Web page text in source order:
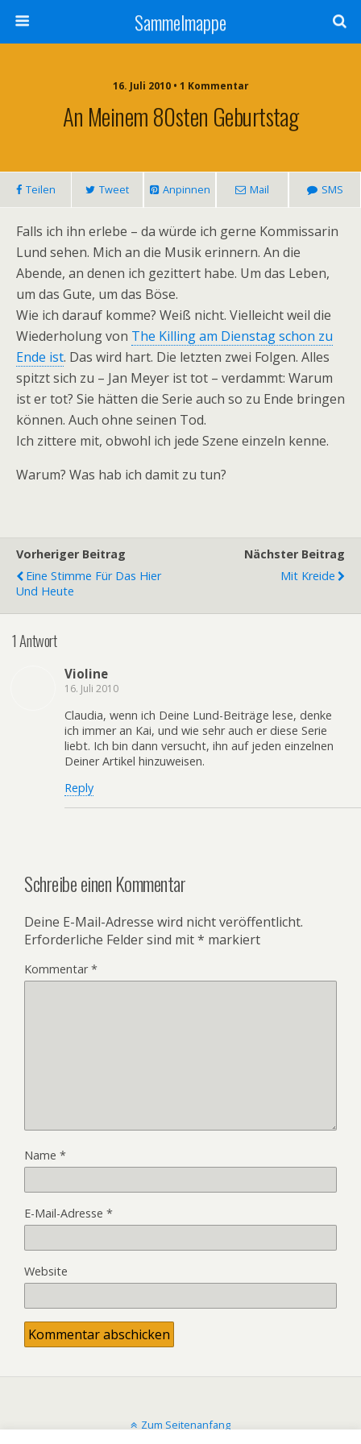
Sammelmappe
16. Juli 2010 • 1 Kommentar
An Meinem 80sten Geburtstag
Teilen Tweet Anpinnen Mail SMS
Falls ich ihn erlebe – da würde ich gerne Kommissarin
Lund sehen. Mich an die Musik erinnern. An die
Abende, an denen ich gezittert habe. Um das Leben,
um das Gute, um das Böse.
Wie ich darauf komme? Weiß nicht. Vielleicht weil die
Wiederholung von The Killing am Dienstag schon zu
Ende ist. Das wird hart. Die letzten zwei Folgen. Alles
spitzt sich zu – Jan Meyer ist tot – verdammt: Warum
ist er tot? Sie hätten die Serie auch so zu Ende bringen
können. Auch ohne seinen Tod.
Ich zittere mit, obwohl ich jede Szene einzeln kenne.
Warum? Was hab ich damit zu tun?
Vorheriger Beitrag
Eine Stimme Für Das Hier
Und Heute
Nächster Beitrag
Mit Kreide
1 Antwort
Violine
16. Juli 2010
Claudia, wenn ich Deine Lund-Beiträge lese, denke
ich immer an Kai, und wie sehr auch er diese Serie
liebt. Ich bin dann versucht, ihn auf jeden einzelnen
Deiner Artikel hinzuweisen.
Reply
Schreibe einen Kommentar
Deine E-Mail-Adresse wird nicht veröffentlicht.
Erforderliche Felder sind mit* markiert
Kommentar*
Name *
E-Mail-Adresse *
Website
Zum Seitenanfang